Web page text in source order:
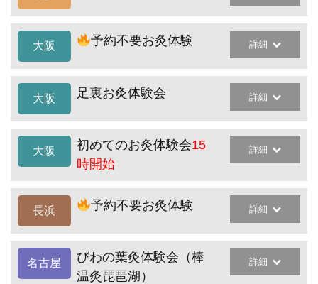
大阪 予約不要お灸体験 詳細
大阪 足裏お灸体験会 詳細
大阪 初めてのお灸体験会15
時開始
詳細
長浜 予約不要お灸体験 詳細
名古屋
びわの葉灸体験会（棒
温灸琵琶湖）
詳細